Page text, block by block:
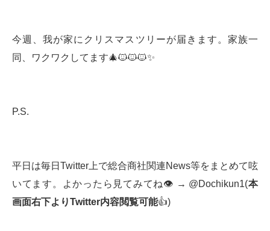
今週、我が家にクリスマスツリーが届きます。家族一
同、ワクワクしてます🎄🐱🐱🐱✨
P.S.
平日は毎日Twitter上で総合商社関連News等をまとめて呟
いてます。よかったら見てみてね👁 → @Dochikun1(本
画面右下よりTwitter内容閲覧可能👍)